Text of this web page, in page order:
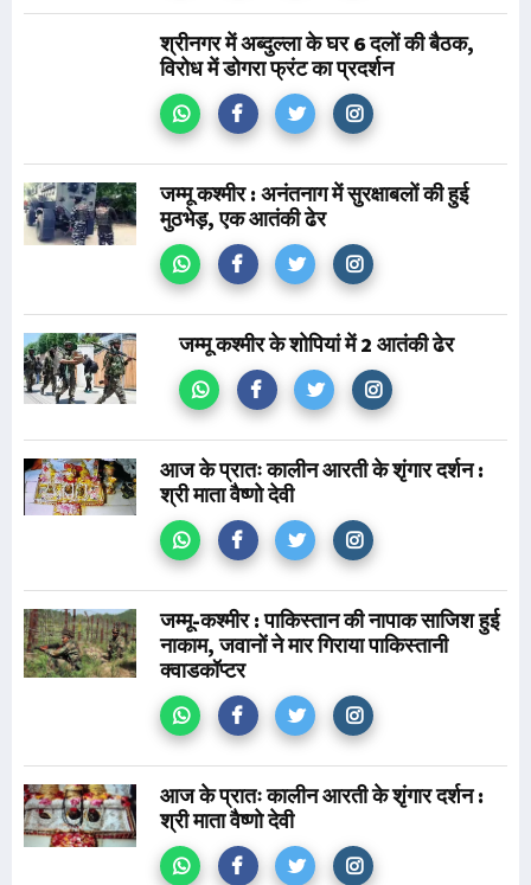
श्रीनगर में अब्दुल्ला के घर 6 दलों की बैठक,
विरोध में डोगरा फ्रंट का प्रदर्शन
जम्मू कश्मीर : अनंतनाग में सुरक्षाबलों की हुई
मुठभेड़, एक आतंकी ढेर
जम्मू कश्मीर के शोपियां में 2 आतंकी ढेर
आज के प्रातः कालीन आरती के शृंगार दर्शन :
श्री माता वैष्णो देवी
जम्मू-कश्मीर : पाकिस्तान की नापाक साजिश हुई
नाकाम, जवानों ने मार गिराया पाकिस्तानी
क्वाडकॉप्टर
आज के प्रातः कालीन आरती के शृंगार दर्शन :
श्री माता वैष्णो देवी